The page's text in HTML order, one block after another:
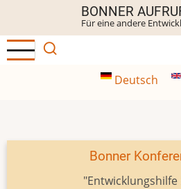
Inhalt
BONNER
Für eine andere
Deutsch
Bonner